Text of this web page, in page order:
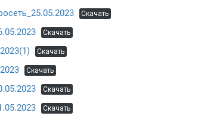
Скачать
Скачать
Скачать
Скачать
Скачать
Скачать